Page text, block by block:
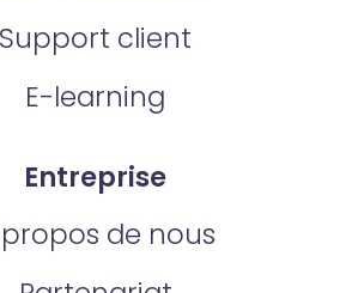
Support client
E-learning
Entreprise
de nous